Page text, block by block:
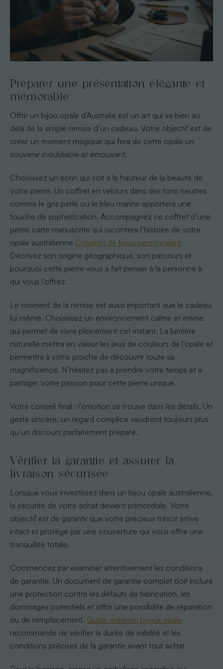
Préparer une présentation élégante et
mémorable
Offrir un bijou opale d’Australie est un art qui va bien au
delà de la simple remise d’un cadeau. Votre objectif est de
créer un moment magique qui fera de cette opale un
souvenir inoubliable et émouvant.
Choisissez un écrin qui soit à la hauteur de la beauté de
votre pierre. Un coffret en velours dans des tons neutres
comme le gris perle ou le bleu marine apportera une
touche de sophistication. Accompagnez ce coffret d’une
petite carte manuscrite qui racontera l’histoire de votre
opale australienne Création de bijou personnalisé.
Décrivez son origine géographique, son parcours et
pourquoi cette pierre vous a fait penser à la personne à
qui vous l’offrez.
Le moment de la remise est aussi important que le cadeau
lui même. Choisissez un environnement calme et intime
qui permet de vivre pleinement cet instant. La lumière
naturelle mettra en valeur les jeux de couleurs de l’opale et
permettra à votre proche de découvrir toute sa
magnificence. N’hésitez pas à prendre votre temps et à
partager votre passion pour cette pierre unique.
Votre conseil final : l’émotion se trouve dans les détails. Un
geste sincère, un regard complice vaudront toujours plus
qu’un discours parfaitement préparé.
Vérifier la garantie et assurer la
livraison sécurisée
Lorsque vous investissez dans un bijou opale australienne,
la sécurité de votre achat devient primordiale. Votre
objectif est de garantir que votre précieux trésor arrive
intact et protégé par une couverture qui vous offre une
tranquillité totale.
Commencez par examiner attentivement les conditions
de garantie. Un document de garantie complet doit inclure
une protection contre les défauts de fabrication, les
dommages potentiels et offrir une possibilité de réparation
ou de remplacement. Guide création bijoux opale
recommande de vérifier la durée de validité et les
conditions précises de la garantie avant tout achat.